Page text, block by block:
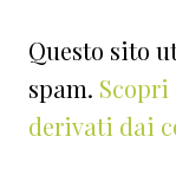
Questo sito
spam.
derivati dai